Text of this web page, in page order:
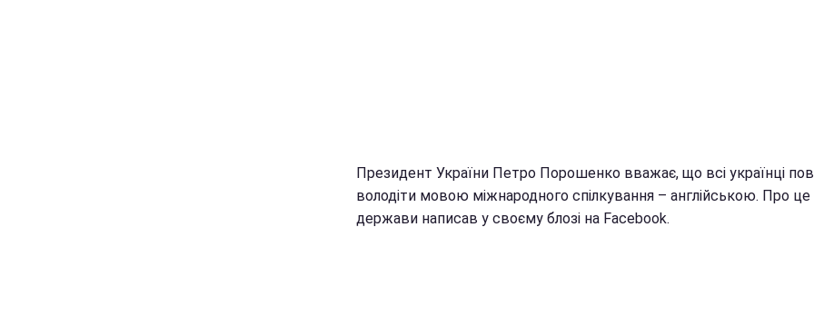
Президент України Петро Порошенко вважає, що всі українці
володіти мовою міжнародного спілкування – англійською. Про це
держави написав у своєму блозі на Facebook.